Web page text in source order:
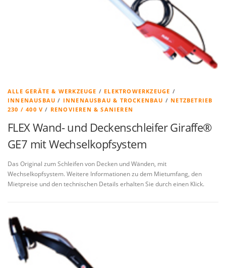
ALLE GERÄTE & WERKZEUGE / ELEKTROWERKZEUGE /
INNENAUSBAU / INNENAUSBAU & TROCKENBAU / NETZBETRIEB
230 / 400 V / RENOVIEREN & SANIEREN
FLEX Wand- und Deckenschleifer Giraffe®
GE7 mit Wechselkopfsystem
Das Original zum Schleifen von Decken und Wänden, mit
Wechselkopfsystem. Weitere Informationen zu dem Mietumfang, den
Mietpreise und den technischen Details erhalten Sie durch einen Klick.